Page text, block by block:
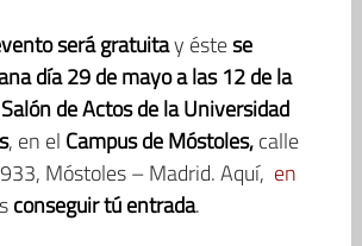
será gratuitay éstese
día 29 de mayo a las 12 de la
Salón de Actos de la Universidad
, en el Campus de Móstoles,calle
Móstoles – Madrid. Aquí, en
conseguir tú entrada.